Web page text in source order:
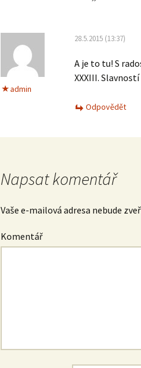
admin
28.5.2015 (13:37)
A je to tu! S
XXXIII.
Odpovědět
Napsat komentář
Vaše e-mailová adresa nebude
Komentář